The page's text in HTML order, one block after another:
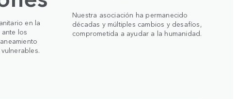
en la
los
Nuestra asociación ha permanecido
décadas y múltiples cambios y desafíos,
comprometida a ayudar a la humanidad.